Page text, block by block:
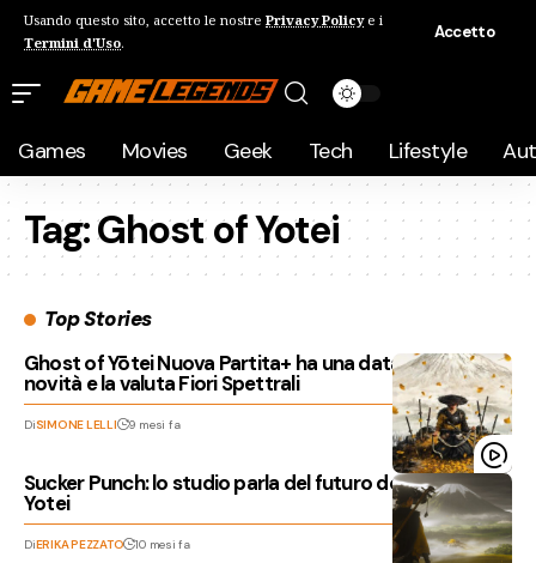
Usando questo sito, accetto le nostre Privacy Policye i
Termini d'Uso.
Accetto
Games Movies Geek Tech Lifestyle
Tag:Ghost of Yotei
Top Stories
Ghost of Yōtei Nuova Partita+ ha una data: tutte le
novità e la valuta Fiori Spettrali
DiSIMONE LELLI 9 mesi fa
Sucker Punch: lo studio parla del futuro dopo Ghost of
Yotei
DiERIKA PEZZATO 10 mesi fa